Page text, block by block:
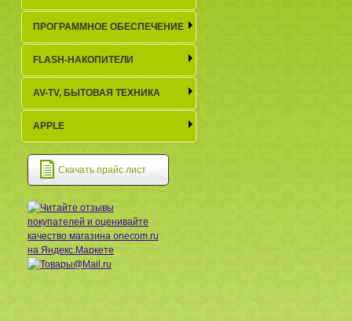
ПРОГРАММНОЕ ОБЕСПЕЧЕНИЕ
FLASH-НАКОПИТЕЛИ
AV-TV, БЫТОВАЯ ТЕХНИКА
APPLE
Скачать прайс лист